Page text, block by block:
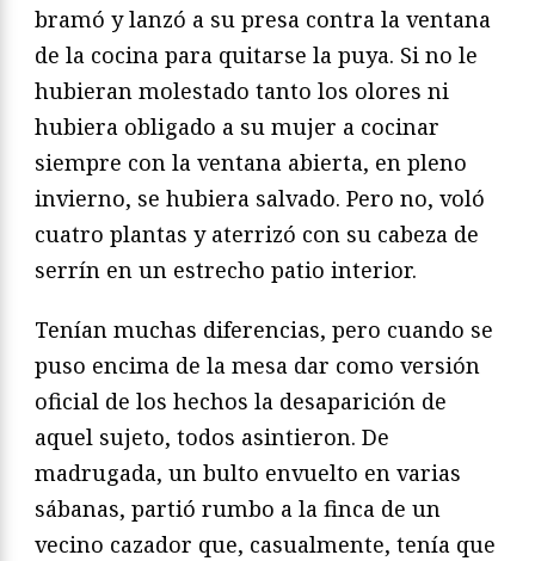
bramó y lanzó a su presa contra la ventana
de la cocina para quitarse la puya. Si no le
hubieran molestado tanto los olores ni
hubiera obligado a su mujer a cocinar
siempre con la ventana abierta, en pleno
invierno, se hubiera salvado. Pero no, voló
cuatro plantas y aterrizó con su cabeza de
serrín en un estrecho patio interior.
Tenían muchas diferencias, pero cuando se
puso encima de la mesa dar como versión
oficial de los hechos la desaparición de
aquel sujeto, todos asintieron. De
madrugada, un bulto envuelto en varias
sábanas, partió rumbo a la finca de un
vecino cazador que, casualmente, tenía que